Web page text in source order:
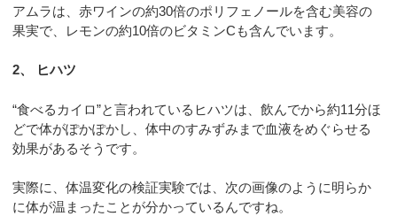
アムラは、赤ワインの約30倍のポリフェノールを含む美容の
果実で、レモンの約10倍のビタミンCも含んでいます。
2、 ヒハツ
“食べるカイロ”と言われているヒハツは、飲んでから約11分ほ
どで体がぽかぽかし、体中のすみずみまで血液をめぐらせる
効果があるそうです。
実際に、体温変化の検証実験では、次の画像のように明らか
に体が温まったことが分かっているんですね。